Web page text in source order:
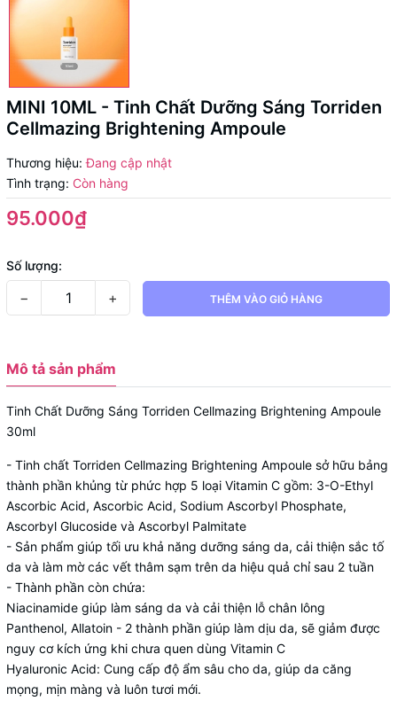
MINI 10ML - Tinh Chất Dưỡng Sáng Torriden
Cellmazing Brightening Ampoule
Thương hiệu: Đang cập nhật
Tình trạng: Còn hàng
95.000₫
Số lượng:
− + THÊM VÀO GIỎ HÀNG
Mô tả sản phẩm
Tinh Chất Dưỡng Sáng Torriden Cellmazing Brightening Ampoule
30ml
- Tinh chất Torriden Cellmazing Brightening Ampoule sở hữu bảng
thành phần khủng từ phức hợp 5 loại Vitamin C gồm: 3-O-Ethyl
Ascorbic Acid, Ascorbic Acid, Sodium Ascorbyl Phosphate,
Ascorbyl Glucoside và Ascorbyl Palmitate
- Sản phẩm giúp tối ưu khả năng dưỡng sáng da, cải thiện sắc tố
da và làm mờ các vết thâm sạm trên da hiệu quả chỉ sau 2 tuần
- Thành phần còn chứa:
Niacinamide giúp làm sáng da và cải thiện lỗ chân lông
Panthenol, Allatoin - 2 thành phần giúp làm dịu da, sẽ giảm được
nguy cơ kích ứng khi chưa quen dùng Vitamin C
Hyaluronic Acid: Cung cấp độ ẩm sâu cho da, giúp da căng
mọng, mịn màng và luôn tươi mới.